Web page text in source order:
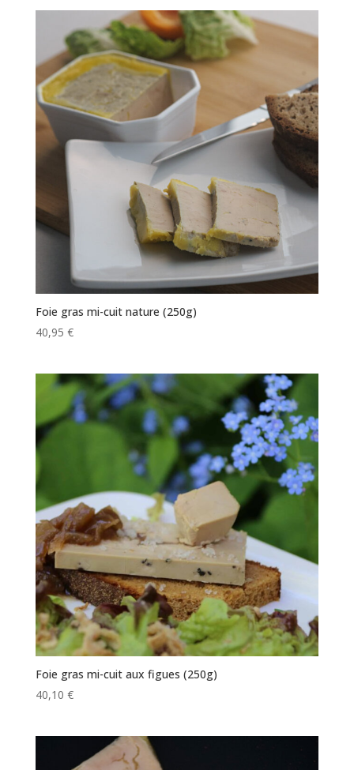
Foie gras mi-cuit nature (250g)
40,95 €
Foie gras mi-cuit aux figues (250g)
40,10 €